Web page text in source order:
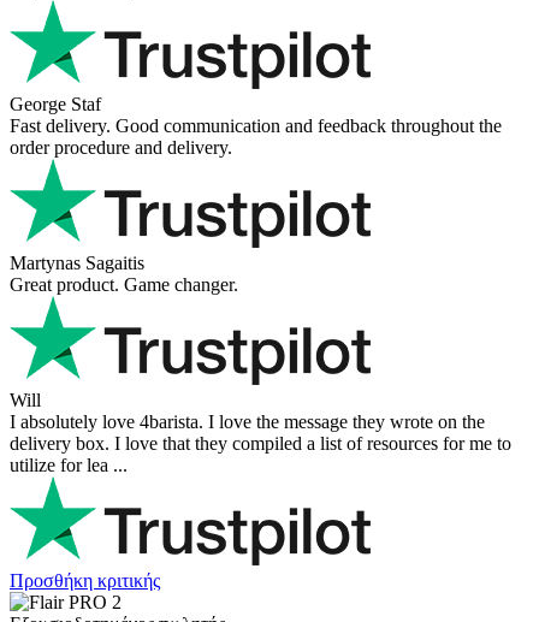
George Staf
Fast delivery. Good communication and feedback throughout the
order procedure and delivery.
Martynas Sagaitis
Great product. Game changer.
Will
I absolutely love 4barista. I love the message they wrote on the
delivery box. I love that they compiled a list of resources for me to
utilize for lea ...
Προσθήκη κριτικής